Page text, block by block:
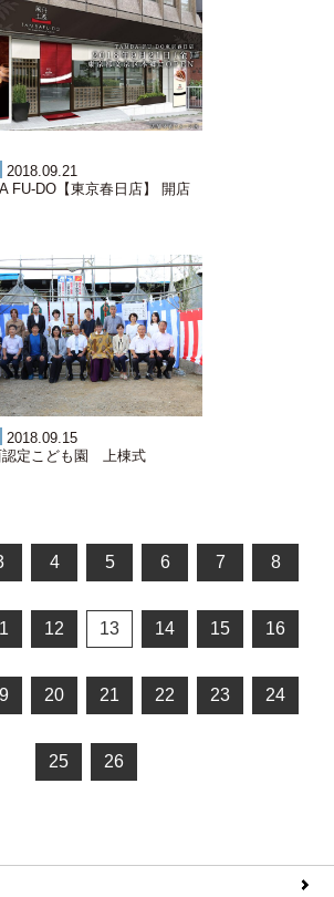
2018.09.21
FU-DO【東京春日店】 開店
2018.09.15
認定こども園 上棟式
4 5 6 7 8
12 13 14 15 16
20 21 22 23 24
25 26